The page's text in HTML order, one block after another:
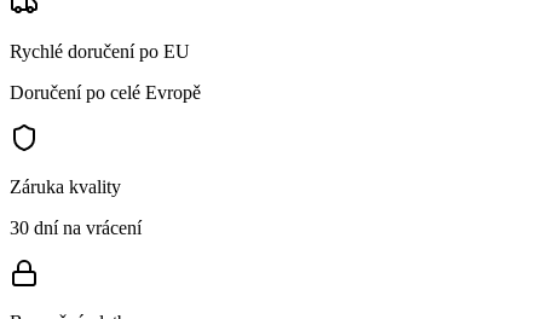
Rychlé doručení po EU
Doručení po celé Evropě
Záruka kvality
30 dní na vrácení